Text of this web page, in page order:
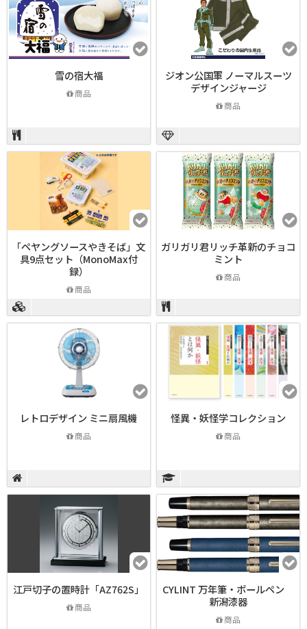
雪の宿大福
商品
ジオン公国軍 ノーマルスーツ
デザインジャージ
商品
「ペヤングソースやきそば」文
具9点セット（MonoMax付
録）
商品
ガリガリ君リッチ革新のチョコ
ミント
商品
レトロデザイン ミニ扇風機
商品
怪異・妖怪学コレクション
商品
江戸切子の置時計「AZ762S」
商品
CYLINT 万年筆・ボールペン
新潟漆器
商品